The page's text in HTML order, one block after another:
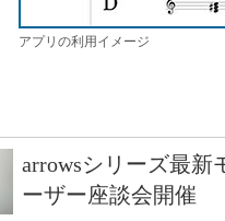
アプリの利用イメージ
arrowsシリーズ最新
ーザー座談会開催